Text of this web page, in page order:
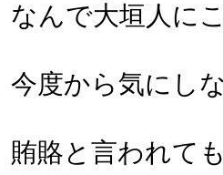
なんで大垣人に
今度から気にし
賄賂と言われて